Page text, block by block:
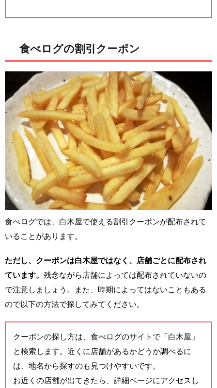
食べログの割引クーポン
食べログでは、白木屋で使える割引クーポンが配布されて
いることがあります。
ただし、クーポンは白木屋ではなく、店舗ごとに配布され
ています。 残念ながら店舗によっては配布されていないの
で注意しましょう。また、時期によってはないこともある
ので以下の方法で探してみてください。
クーポンの探し方は、食べログのサイトで「白木屋」
と検索します。近くに店舗があるかどうか調べるに
は、地名から探すのも見つけやすいです。
お近くの店舗が出てきたら、詳細ページにアクセスし